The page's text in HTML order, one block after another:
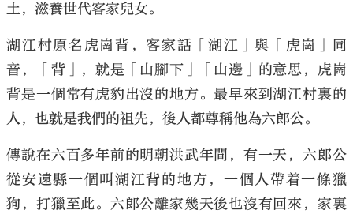
土，滋養世代客家兒女。
湖江村原名虎崗背，客家話「湖江」與「虎崗」同
音，「背」，就是「山腳下」「山邊」的意思，虎崗
背是一個常有虎豹出沒的地方。最早來到湖江村裏的
人，也就是我們的祖先，後人都尊稱他為六郎公。
傳說在六百多年前的明朝洪武年間，有一天，六郎公
從安遠縣一個叫湖江背的地方，一個人帶着一條獵
狗，打獵至此。六郎公離家幾天後也沒有回來，家裏